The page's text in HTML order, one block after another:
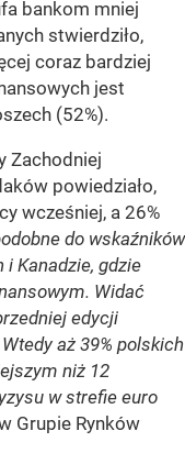
bankom mniej
stwierdziło,
coraz bardziej
jest
(52%).
Zachodniej
powiedziało,
wcześniej, a 26%
do wskaźników
Kanadzie, gdzie
Widać
edycji
aż 39% polskich
niż 12
w strefie euro
Grupie Rynków